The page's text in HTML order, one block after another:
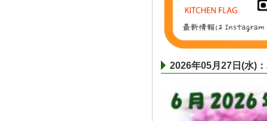
2026年05月27日(水)